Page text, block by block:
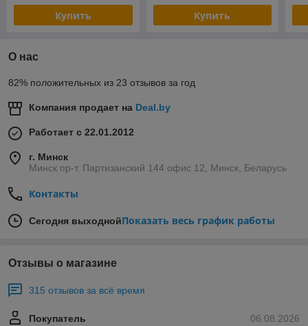
Купить Купить
О нас
82% положительных из 23 отзывов за год
Компания продает на Deal.by
Работает с 22.01.2012
г. Минск
Минск пр-т. Партизанский 144 офис 12, Минск, Беларусь
Контакты
Сегодня выходнойПоказать весь график работы
Отзывы о магазине
315 отзывов за всё время
06.08.2026
Покупатель